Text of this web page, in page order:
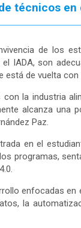
técnicos en
de los
IADA, son
está de vuelta
la industria
alcanza una
Paz.
en el
programas,
enfocadas en
la